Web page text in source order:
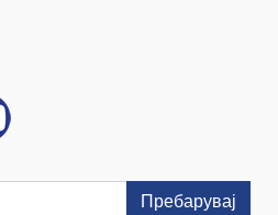
Пребарувај